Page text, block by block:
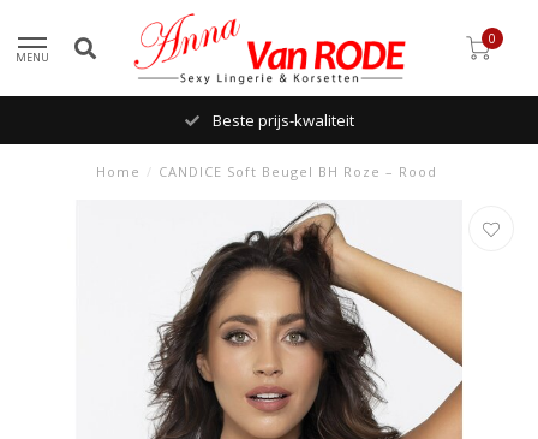
MENU
0
Beste prijs-kwaliteit
Home / CANDICE Soft Beugel BH Roze – Rood